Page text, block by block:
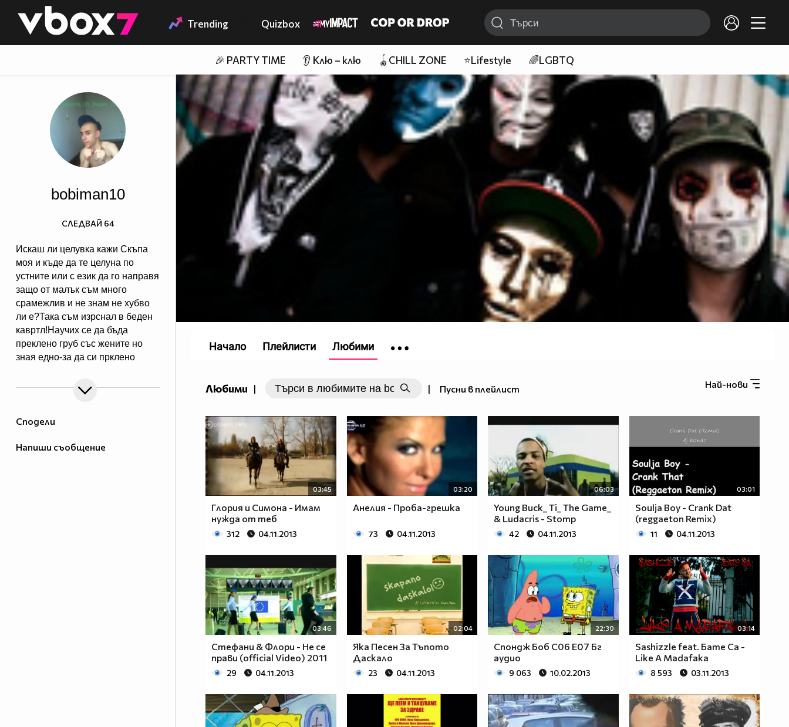
👾 Trending Quizbox
🎉 PARTY TIME 👂 Клю – клю 🪀CHILL ZONE ⭐Lifestyle 🌈LGBTQ
Сподели
Напиши съобщение
bobiman10
Искаш ли целувка кажи Скъпа
моя и къде да те целуна по
устните или с език да го направя
защо от малък съм много
срaмeжлив и не знам не хубво
ли e?Така съм изрснал в беден
кавртл!Научих се да бъда
преклено груб със жените но
зная едно-за да си прклено
сърце една рап песен на
Боби_Табелката по прякор
СЛЕДВАЙ 64
Любими | | Пусни в плейлист Най-нови
03:45
Глория и Симона - Имам
нужда от теб
312 04.11.2013
03:20
Анелия - Проба-грешка
73 04.11.2013
06:03
Young Buck_ Ti_ The Game_
& Ludacris - Stomp
42 04.11.2013
03:01
Soulja Boy - Crank Dat
(reggaeton Remix)
11 04.11.2013
03:46
Стефани & Флори - Не се
прави (official Video) 2011
29 04.11.2013
02:04
Яка Песен За Тъпото
Даскало
23 04.11.2013
22:30
Спондж Боб С06 Е07 Бг
аудио
9 063 10.02.2013
03:14
Sashizzle feat. Бате Са -
Like A Madafaka
8 593 03.11.2013
Начало Плейлисти Любими